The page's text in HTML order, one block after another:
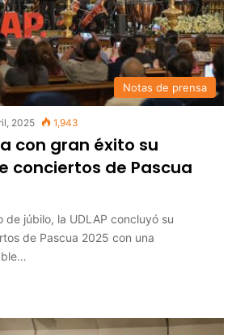
Notas de prensa
2025 1,943
con gran éxito su
conciertos de Pascua
de júbilo, la UDLAP concluyó su
de Pascua 2025 con una